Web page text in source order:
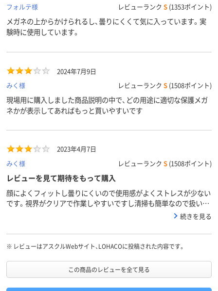
フォルテ様
レビューランク S (1353ポイント)
メガネの上からかけられるし、曇りにくくて気に入っています。実
験時に使用しています。
2024年7月9日
みく様
レビューランク S (1508ポイント)
現場用に購入しました商品説明の中で、どの用途に適切な保護メガ
ネかが表示してあればもっと買いやすいです
2023年4月7日
みく様
レビューランク S (1508ポイント)
レビューを見て期待をもって購入
顔によくフィットし曇りにくいので使用感がよくストレスが少ない
です。視界がクリアで作業しやすいですし清掃も簡単なので扱いや
すいです。傷も付きにくくお値段以上のパフォーマンス のレビュ
アです 選んで良かったです
続きを見る
※ レビューはアスクルWebサイト、LOHACOに投稿された内容です。
この商品のレビューを全て見る